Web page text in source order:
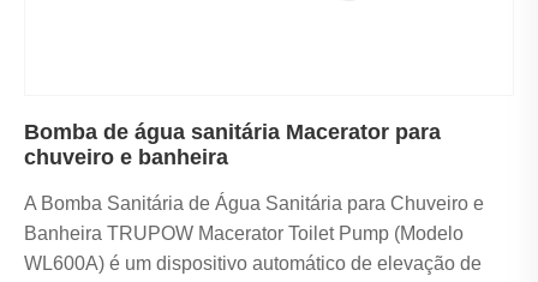
Bomba de água sanitária Macerator para
chuveiro e banheira
A Bomba Sanitária de Água Sanitária para Chuveiro e
Banheira TRUPOW Macerator Toilet Pump (Modelo
WL600A) é um dispositivo automático de elevação de